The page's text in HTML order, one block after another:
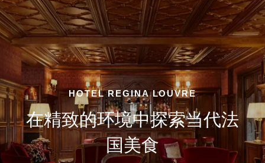
HOTEL REGINA LOUVRE
在精致的环境中探索当代法
国美食